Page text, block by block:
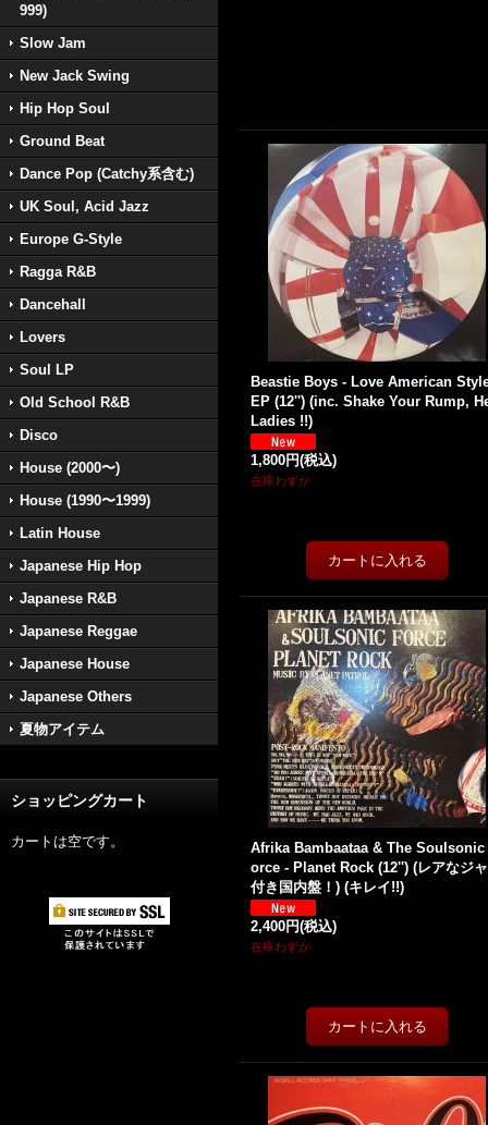
999)
Slow Jam
New Jack Swing
Hip Hop Soul
Ground Beat
Dance Pop (Catchy系含む)
UK Soul, Acid Jazz
Europe G-Style
Ragga R&B
Dancehall
Lovers
Soul LP
Old School R&B
Disco
House (2000〜)
House (1990〜1999)
Latin House
Japanese Hip Hop
Japanese R&B
Japanese Reggae
Japanese House
Japanese Others
夏物アイテム
ショッピングカート
カートは空です。
Beastie Boys - Love American
EP (12'') (inc. Shake Your Rump,
Ladies !!)
1,800円(税込)
在庫わずか
Afrika Bambaataa & The Soulsonic
orce - Planet Rock (12'') (レアなジ
付き国内盤！) (キレイ!!)
2,400円(税込)
在庫わずか